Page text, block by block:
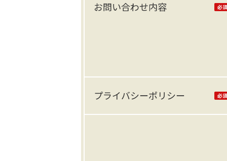
お問い合わせ内容
プライバシーポリシー